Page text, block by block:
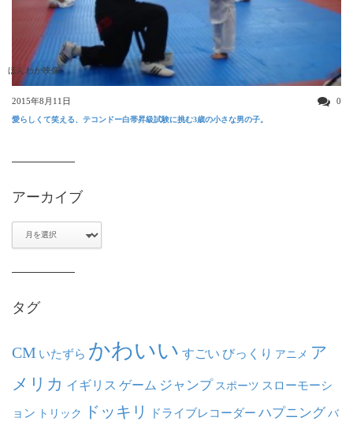
ほんわか映像
2015年8月11日 0
愛らしくて笑える、テコンドー白帯昇級試験に挑む3歳の小さな男の子。
アーカイブ
タグ
CM いたずら かわいい すごい びっくり アニメ ア
メリカ イギリス ゲーム ジャンプ スポーツ スローモーシ
ョン トリック ドッキリ ドライブレコーダー ハプニング バ